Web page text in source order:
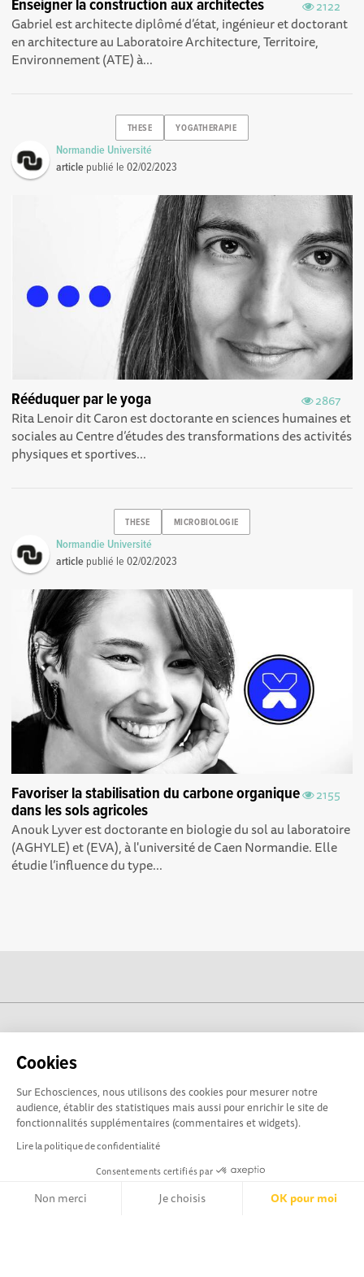
Cookies
Sur Echosciences, nous utilisons des cookies pour mesurer notre
audience, établir des statistiques mais aussi pour enrichir le site de
fonctionnalités supplémentaires (commentaires et widgets).
Lire la politique de confidentialité
Consentements certifiés par
Non merci Je choisis OK pour moi
2122
Enseigner la construction aux architectes
Gabriel est architecte diplômé d’état, ingénieur et doctorant
en architecture au Laboratoire Architecture, Territoire,
Environnement (ATE) à...
THESE YOGATHERAPIE
Normandie Université
article publié le02/02/2023
2867
Rééduquer par le yoga
Rita Lenoir dit Caron est doctorante en sciences humaines et
sociales au Centre d’études des transformations des activités
physiques et sportives...
THESE MICROBIOLOGIE
Normandie Université
article publié le02/02/2023
2155
Favoriser la stabilisation du carbone organique
dans les sols agricoles
Anouk Lyver est doctorante en biologie du sol au laboratoire
(AGHYLE) et (EVA), à l'université de Caen Normandie. Elle
étudie l’influence du type...
cogito-normandie.fr est le portail des cultures scientifique et